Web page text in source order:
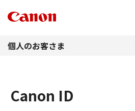
個人のお客さま
Canon ID